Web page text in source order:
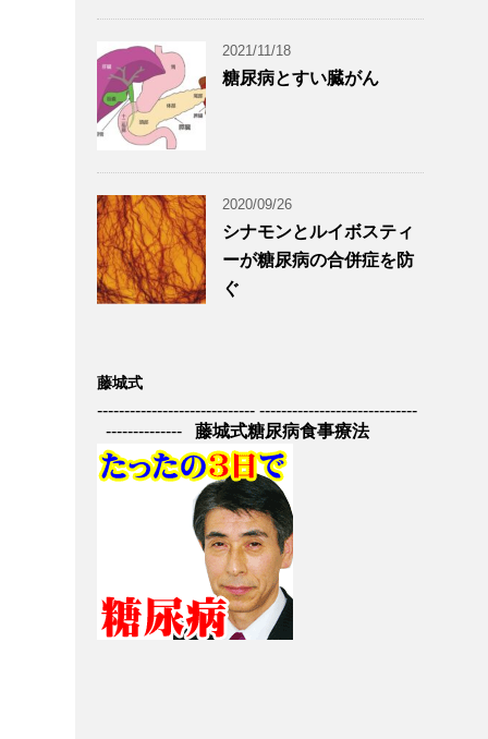
2021/11/18
糖尿病とすい臓がん
2020/09/26
シナモンとルイボスティ
ーが糖尿病の合併症を防
ぐ
藤城式
----------------------------- -----------------------------
-------------- 藤城式糖尿病食事療法